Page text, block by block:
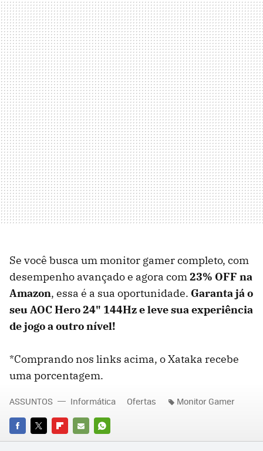
Se você busca um monitor gamer completo, com
desempenho avançado e agora com23% OFF na
Amazon, essa é a sua oportunidade. Garanta já o
seu AOC Hero 24" 144Hz e leve sua experiência
de jogo a outro nível!
*Comprando nos links acima, o Xataka recebe
uma porcentagem.
FACEBOOK
TWITTERFLIPBOARD
E-
WHATSAPP
ASSUNTOS Informática Ofertas Monitor Gamer